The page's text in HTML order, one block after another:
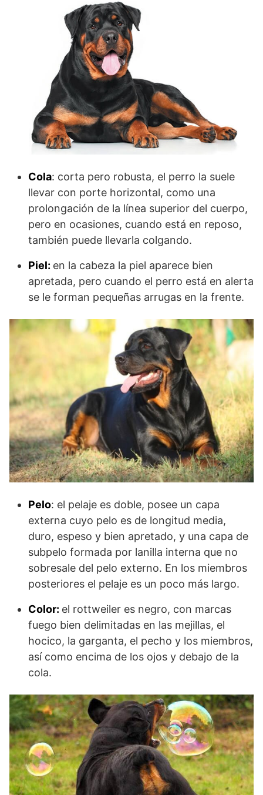
Cola: corta pero robusta, el perro la suele
llevar con porte horizontal, como una
prolongación de la línea superior del cuerpo,
pero en ocasiones, cuando está en reposo,
también puede llevarla colgando.
Piel: en la cabeza la piel aparece bien
apretada, pero cuando el perro está en alerta
se le forman pequeñas arrugas en la frente.
Pelo: el pelaje es doble, posee un capa
externa cuyo pelo es de longitud media,
duro, espeso y bien apretado, y una capa de
subpelo formada por lanilla interna que no
sobresale del pelo externo. En los miembros
posteriores el pelaje es un poco más largo.
Color: el rottweiler es negro, con marcas
fuego bien delimitadas en las mejillas, el
hocico, la garganta, el pecho y los miembros,
así como encima de los ojos y debajo de la
cola.